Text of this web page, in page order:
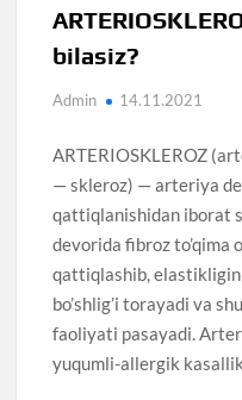
bilasiz?
Admin 14.11.2021
ARTERIOSKLEROZ
— skleroz) — arteriya
qattiqlanishidan iborat
devorida fibroz to’qima
qattiqlashib,
bo’shlig’i torayadi va
faoliyati pasayadi.
yuqumli-allergik